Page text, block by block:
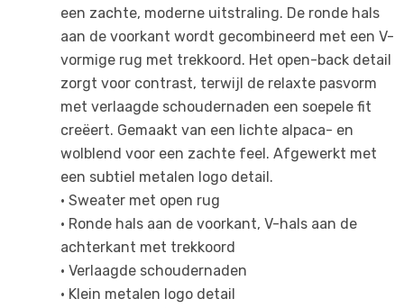
blue
quantity
een zachte, moderne uitstraling. De ronde hals
aan de voorkant wordt gecombineerd met een V-
vormige rug met trekkoord. Het open-back detail
zorgt voor contrast, terwijl de relaxte pasvorm
met verlaagde schoudernaden een soepele fit
creëert. Gemaakt van een lichte alpaca- en
wolblend voor een zachte feel. Afgewerkt met
een subtiel metalen logo detail.
• Sweater met open rug
• Ronde hals aan de voorkant, V-hals aan de
achterkant met trekkoord
• Verlaagde schoudernaden
• Klein metalen logo detail